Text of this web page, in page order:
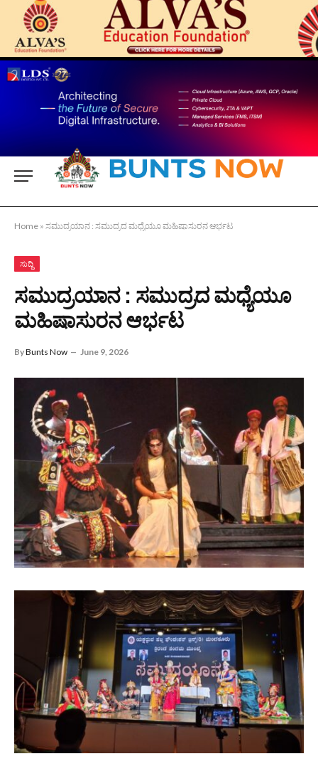
Home » ಸಮುದ್ರಯಾನ : ಸಮುದ್ರದ ಮಧ್ಯೆಯೂ ಮಹಿಷಾಸುರನ ಆರ್ಭಟ
ಸುದ್ದಿ
ಸಮುದ್ರಯಾನ : ಸಮುದ್ರದ ಮಧ್ಯೆಯೂ
ಮಹಿಷಾಸುರನ ಆರ್ಭಟ
ByBunts Now June 9, 2026